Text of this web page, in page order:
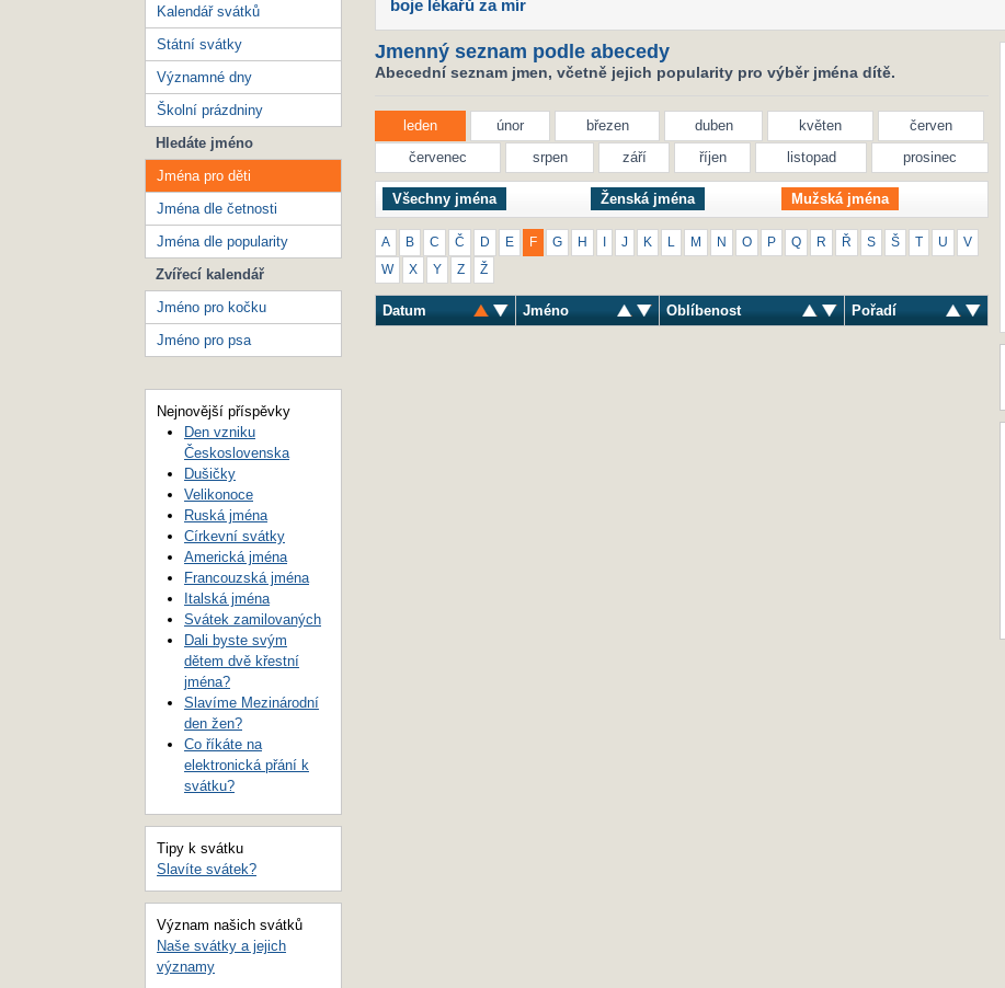
boje lékařů za mír
Jmenný seznam podle abecedy
Abecední seznam jmen, včetně jejich popularity pro výběr jména dítě.
leden únor březen duben květen
červen
červenec
srpen září říjen listopad prosinec
Všechny jména Ženská jména Mužská jména
A B C Č D E F G H J K M N O P Q R Ř S Š T U V
W X Y Z Ž
Datum Jméno Oblíbenost Pořadí
Kalendář svátků
Státní svátky
Významné dny
Školní prázdniny
Hledáte jméno
Jména pro děti
Jména dle četnosti
Jména dle popularity
Zvířecí kalendář
Jméno pro kočku
Jméno pro psa
Nejnovější příspěvky
Den vzniku
Československa
Dušičky
Velikonoce
Ruská jména
Církevní svátky
Americká jména
Francouzská jména
Italská jména
Svátek zamilovaných
Dali byste svým
dětem dvě křestní
jména?
Slavíme Mezinárodní
den žen?
Co říkáte na
elektronická přání k
svátku?
Tipy k svátku
Slavíte svátek?
Význam našich svátků
Naše svátky a jejich
významy